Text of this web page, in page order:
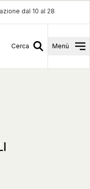
dal 10 al 28
Cerca Menù